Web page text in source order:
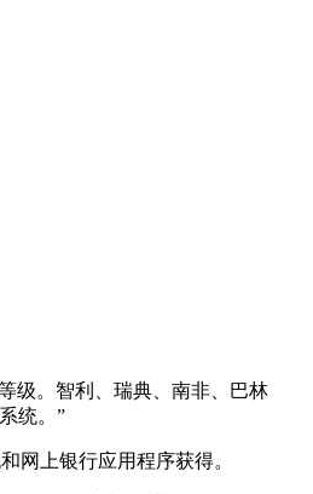
级。智利、瑞典、南非、巴林
统。”
网上银行应用程序获得。